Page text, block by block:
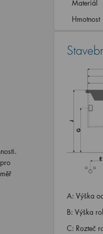
Materiál
Hmotnost
A: Výška
B: Výška
C: Rozteč